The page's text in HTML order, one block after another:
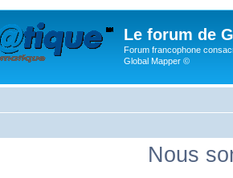
Le forum de
Forum francophone
Global Mapper ©
Nous